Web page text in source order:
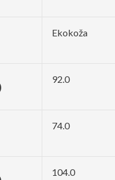
Ekokoža
92.0
74.0
104.0